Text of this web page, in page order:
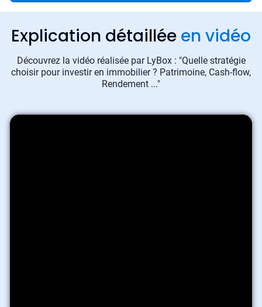
Explication détaillée en vidéo
Découvrez la vidéo réalisée par LyBox : "Quelle stratégie
choisir pour investir en immobilier ? Patrimoine, Cash-flow,
Rendement ..."